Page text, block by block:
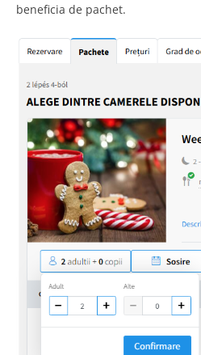
beneficia de pachet.